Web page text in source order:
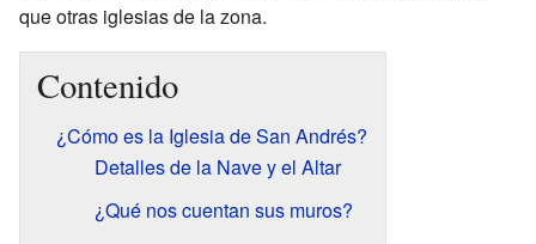
que otras iglesias de la zona.
Contenido
¿Cómo es la Iglesia de San Andrés?
Detalles de la Nave y el Altar
¿Qué nos cuentan sus muros?